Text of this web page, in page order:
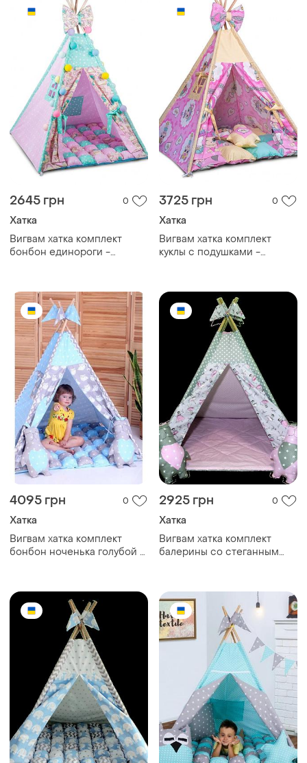
2645 грн 0
Хатка
Вигвам хатка комплект
бонбон единороги -
3725 грн 0
Хатка
Вигвам хатка комплект
куклы с подушками -
4095 грн 0
Хатка
Вигвам хатка комплект
бонбон ноченька голубой с
2925 грн 0
Хатка
Вигвам хатка комплект
балерины со стеганным